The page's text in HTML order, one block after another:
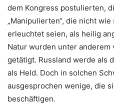
dem Kongress postulierten,
„Manipulierten“, die nicht
erleuchtet seien, als heilig
Natur wurden unter anderem
getätigt. Russland werde als
als Held. Doch in solchen
ausgesprochen wenige, die
beschäftigen.